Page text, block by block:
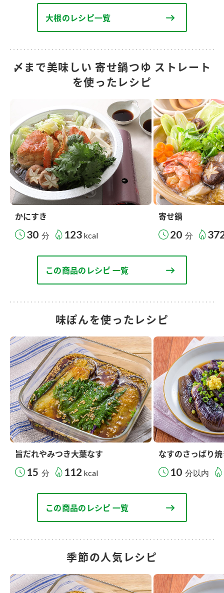
大根のレシピ一覧
〆まで美味しい 寄せ鍋つゆ ストレート
を使ったレシピ
かにすき
30 分 123 kcal
寄せ鍋
20 分
この商品のレシピ 一覧
味ぽんを使ったレシピ
旨だれやみつき大葉なす
15 分 112 kcal
なすのさっぱり
10 分以内
この商品のレシピ 一覧
季節の人気レシピ